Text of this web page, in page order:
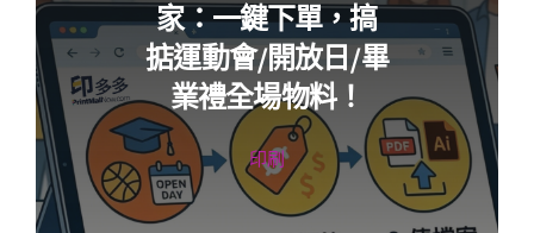
家：一鍵下單，搞
掂運動會/開放日/畢
業禮全場物料！
印刷